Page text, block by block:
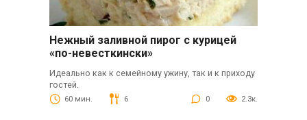
Нежный заливной пирог с курицей
«по-невесткински»
Идеально как к семейному ужину, так и к приходу
гостей.
60 мин. 6 0 2.3к.